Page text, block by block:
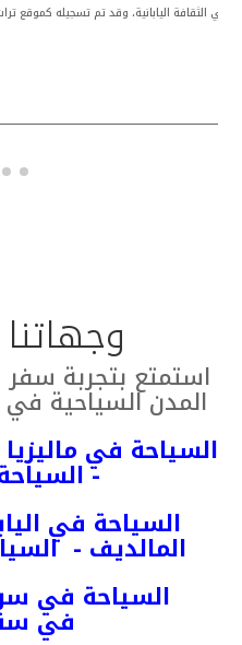
في الثقافة اليابانية، وقد تم تسجيله
استمتع بتجربة
المدن السياحية في
السياحة في ماليزيا
- السياحة في تركيا
السياحة في
المالديف -
السياحة في
في